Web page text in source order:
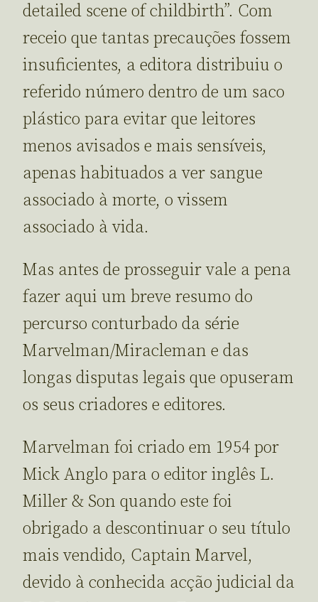
detailed scene of childbirth”. Com
receio que tantas precauções fossem
insuficientes, a editora distribuiu o
referido número dentro de um saco
plástico para evitar que leitores
menos avisados e mais sensíveis,
apenas habituados a ver sangue
associado à morte, o vissem
associado à vida.
Mas antes de prosseguir vale a pena
fazer aqui um breve resumo do
percurso conturbado da série
Marvelman/Miracleman e das
longas disputas legais que opuseram
os seus criadores e editores.
Marvelman foi criado em 1954 por
Mick Anglo para o editor inglês L.
Miller & Son quando este foi
obrigado a descontinuar o seu título
mais vendido, Captain Marvel,
devido à conhecida acção judicial da